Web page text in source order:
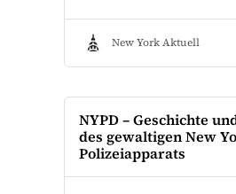
New York Aktuell
NYPD – Geschichte
des gewaltigen New
Polizeiapparats